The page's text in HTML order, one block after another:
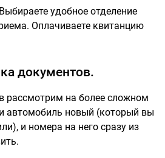
удобное отделение
Оплачиваете квитанцию
документов.
рассмотрим на более сложном
автомобиль новый (который вы
и номера на него сразу из